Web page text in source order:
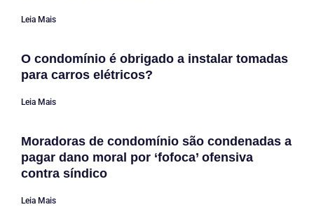
Leia Mais
O condomínio é obrigado a instalar tomadas
para carros elétricos?
Leia Mais
Moradoras de condomínio são condenadas a
pagar dano moral por ‘fofoca’ ofensiva
contra síndico
Leia Mais